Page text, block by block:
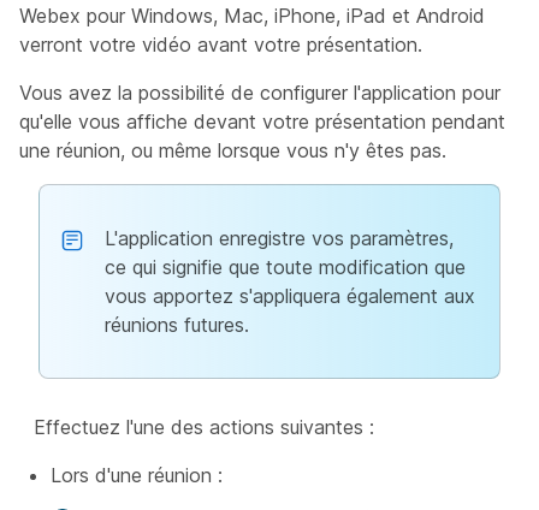
Webex pour Windows, Mac, iPhone, iPad et Android
verront votre vidéo avant votre présentation.
Vous avez la possibilité de configurer l'application pour
qu'elle vous affiche devant votre présentation pendant
une réunion, ou même lorsque vous n'y êtes pas.
L'application enregistre vos paramètres,
ce qui signifie que toute modification que
vous apportez s'appliquera également aux
réunions futures.
Effectuez l'une des actions suivantes :
Lors d'une réunion :